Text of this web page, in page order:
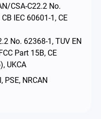
CSA-C22.2 No.
IEC 60601-1, CE
No. 62368-1, TUV EN
Part 15B, CE
UKCA
PSE, NRCAN